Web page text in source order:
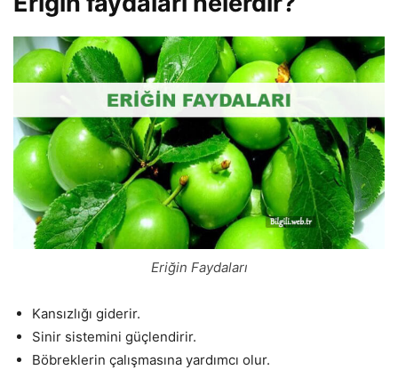
Eriğin Faydaları
Kansızlığı giderir.
Sinir sistemini güçlendirir.
Böbreklerin çalışmasına yardımcı olur.